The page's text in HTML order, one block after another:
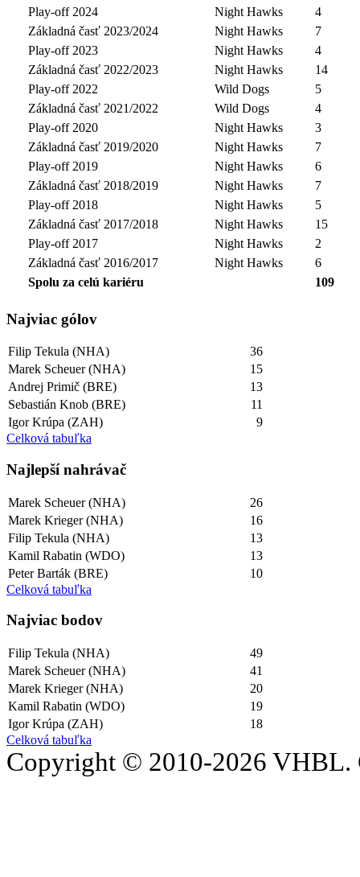
Play-off 2024
Night Hawks
4
Základná časť 2023/2024
Night Hawks
7
Play-off 2023
Night Hawks
4
Základná časť 2022/2023
Night Hawks
14
Play-off 2022
Wild Dogs
5
Základná časť 2021/2022
Wild Dogs
4
Play-off 2020
Night Hawks
3
Základná časť 2019/2020
Night Hawks
7
Play-off 2019
Night Hawks
6
Základná časť 2018/2019
Night Hawks
7
Play-off 2018
Night Hawks
5
Základná časť 2017/2018
Night Hawks
15
Play-off 2017
Night Hawks
2
Základná časť 2016/2017
Night Hawks
6
Spolu za celú kariéru
109
Najviac gólov
Filip Tekula (NHA)
36
Marek Scheuer (NHA)
15
Andrej Primič (BRE)
13
Sebastián Knob (BRE)
11
Igor Krúpa (ZAH)
9
Celková tabuľka
Najlepší­ nahrávač
Marek Scheuer (NHA)
26
Marek Krieger (NHA)
16
Filip Tekula (NHA)
13
Kamil Rabatin (WDO)
13
Peter Barták (BRE)
10
Celková tabuľka
Najviac bodov
Filip Tekula (NHA)
49
Marek Scheuer (NHA)
41
Marek Krieger (NHA)
20
Kamil Rabatin (WDO)
19
Igor Krúpa (ZAH)
18
Celková tabuľka
Copyright © 2010-2026 VHBL.